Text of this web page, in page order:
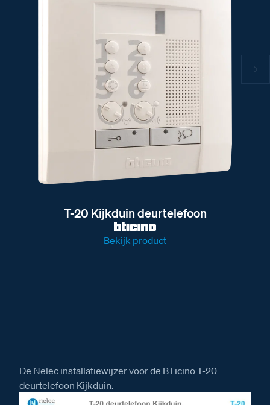
T-20 Kijkduin deurtelefoon
Bekijk product
De Nelec installatiewijzer voor de BTicino T-20
deurtelefoon Kijkduin.